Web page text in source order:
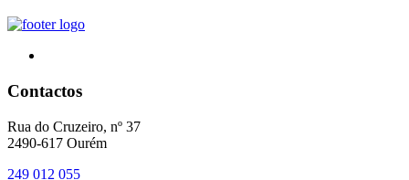
Contactos
Rua do Cruzeiro, nº 37
2490-617 Ourém
249 012 055